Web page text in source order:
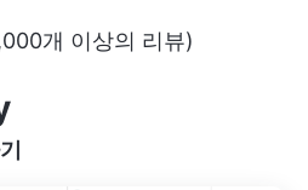
개 이상의 리뷰)